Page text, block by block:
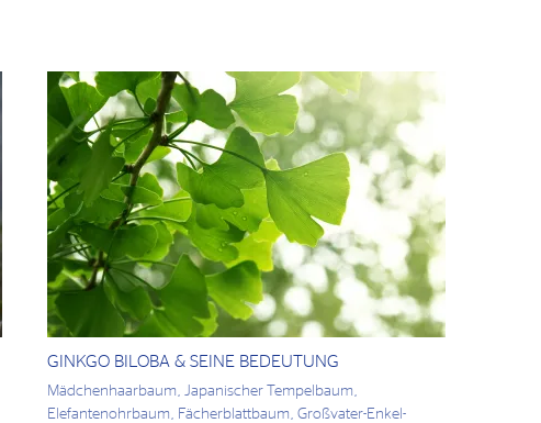
GINKGO BILOBA & SEINE BEDEUTUNG
Mädchenhaarbaum, Japanischer Tempelbaum,
Elefantenohrbaum, Fächerblattbaum, Großvater-Enkel-